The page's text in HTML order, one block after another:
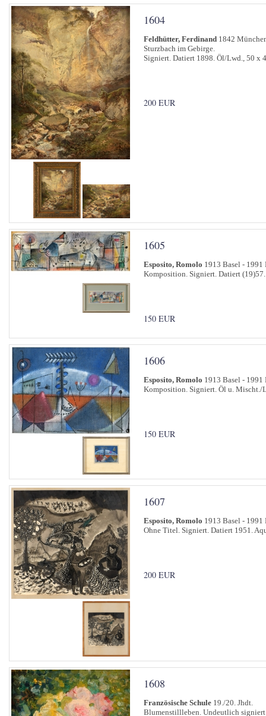
1604
Feldhütter, Ferdinand 1842
Sturzbach im Gebirge.
Signiert. Datiert 1898. Öl/Lwd., 50 x
200 EUR
1605
Esposito, Romolo 1913 Basel - 1991
Komposition. Signiert. Datiert
150 EUR
1606
Esposito, Romolo 1913 Basel - 1991
Komposition. Signiert. Öl u. Mischt./
150 EUR
1607
Esposito, Romolo 1913 Basel - 1991
Ohne Titel. Signiert. Datiert 1951.
200 EUR
1608
Französische Schule 19./20. Jhdt.
Blumenstillleben. Undeutlich